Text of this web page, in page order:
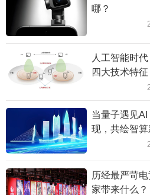
哪？
人工智能时
四大技术特征
当量子遇见
现，共绘智算
历经最严苛
家带来什么？